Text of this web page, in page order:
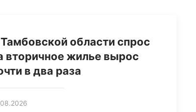
области спрос
вторичное жилье вырос
в два раза